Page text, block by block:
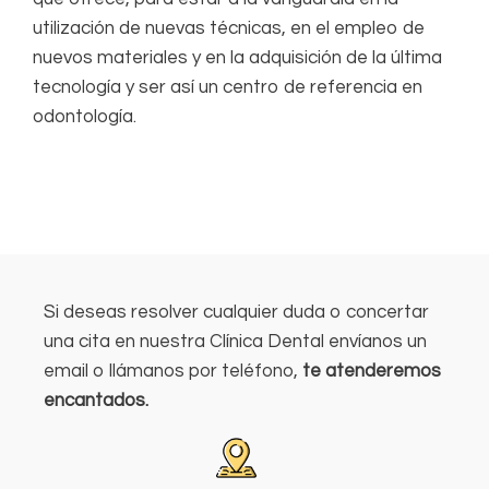
utilización de nuevas técnicas, en el empleo de
nuevos materiales y en la adquisición de la última
tecnología y ser así un centro de referencia en
odontología.
Si deseas resolver cualquier duda o concertar
una cita en nuestra Clínica Dental envíanos un
email o llámanos por teléfono, te atenderemos
encantados.